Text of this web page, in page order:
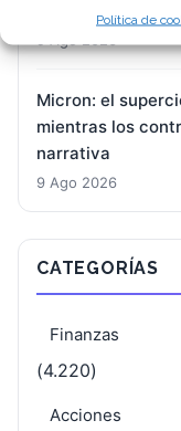
Política de
Micron: el
mientras los
narrativa
9 Ago 2026
CATEGORÍAS
Finanzas
(4.220)
Acciones